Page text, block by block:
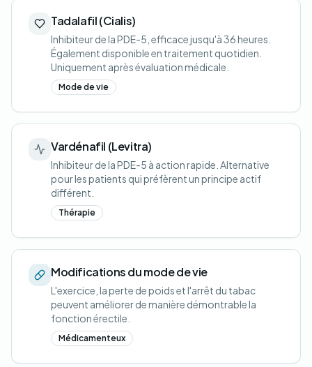
Tadalafil (Cialis)
Inhibiteur de la PDE-5, efficace jusqu'à 36 heures.
Également disponible en traitement quotidien.
Uniquement après évaluation médicale.
Mode de vie
Vardénafil (Levitra)
Inhibiteur de la PDE-5 à action rapide. Alternative
pour les patients qui préfèrent un principe actif
différent.
Thérapie
Modifications du mode de vie
L'exercice, la perte de poids et l'arrêt du tabac
peuvent améliorer de manière démontrable la
fonction érectile.
Médicamenteux